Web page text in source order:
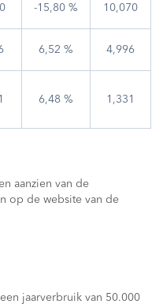
-15,80 % 10,070
6,52 % 4,996
6,48 % 1,331
aanzien van de
op de website van de
jaarverbruik van 50.000